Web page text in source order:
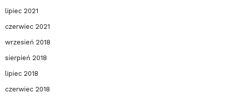
lipiec 2021
czerwiec 2021
wrzesień 2018
sierpień 2018
lipiec 2018
czerwiec 2018